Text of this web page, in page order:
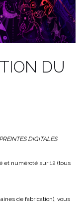
DU
DIGITALES
et numéroté sur 12 (tous
de fabrication), vous